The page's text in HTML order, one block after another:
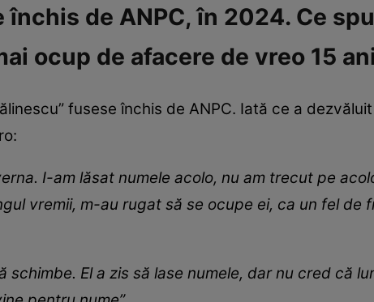
de ANPC, în 2024. Ce
ocup de afacere de vreo 15
fusese închis de ANPC. Iată ce a
I-am lăsat numele acolo, nu am trecut pe
vremii, m-au rugat să se ocupe ei, ca un fel de
schimbe. El a zis să lase numele, dar nu cred că